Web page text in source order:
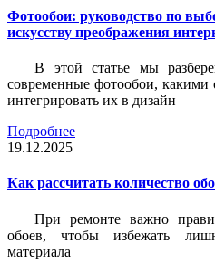
Фотообои: руководство по
искусству преображения
В этой статье мы
современные фотообои,
интегрировать их в дизайн
Подробнее
19.12.2025
Как рассчитать количество
При ремонте важно
обоев, чтобы избежать
материала